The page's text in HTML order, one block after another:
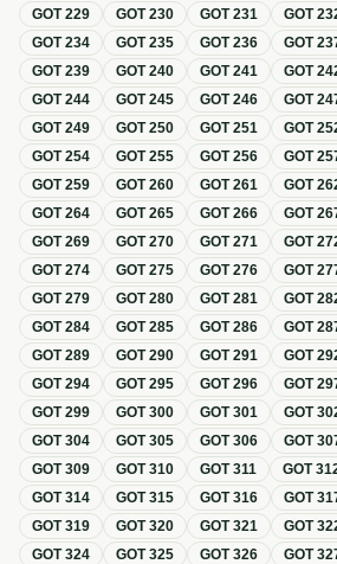
GOT229 GOT230 GOT231 GOT
GOT234 GOT235 GOT236 GOT
GOT239 GOT240 GOT241 GOT
GOT244 GOT245 GOT246 GOT
GOT249 GOT250 GOT251 GOT
GOT254 GOT255 GOT256 GOT
GOT259 GOT260 GOT261 GOT
GOT264 GOT265 GOT266 GOT
GOT269 GOT270 GOT271 GOT
GOT274 GOT275 GOT276 GOT
GOT279 GOT280 GOT281 GOT
GOT284 GOT285 GOT286 GOT
GOT289 GOT290 GOT291 GOT
GOT294 GOT295 GOT296 GOT
GOT299 GOT300 GOT301 GOT
GOT304 GOT305 GOT306 GOT
GOT309 GOT310 GOT311 GOT
GOT314 GOT315 GOT316 GOT
GOT319 GOT320 GOT321 GOT
GOT324 GOT325 GOT326 GOT